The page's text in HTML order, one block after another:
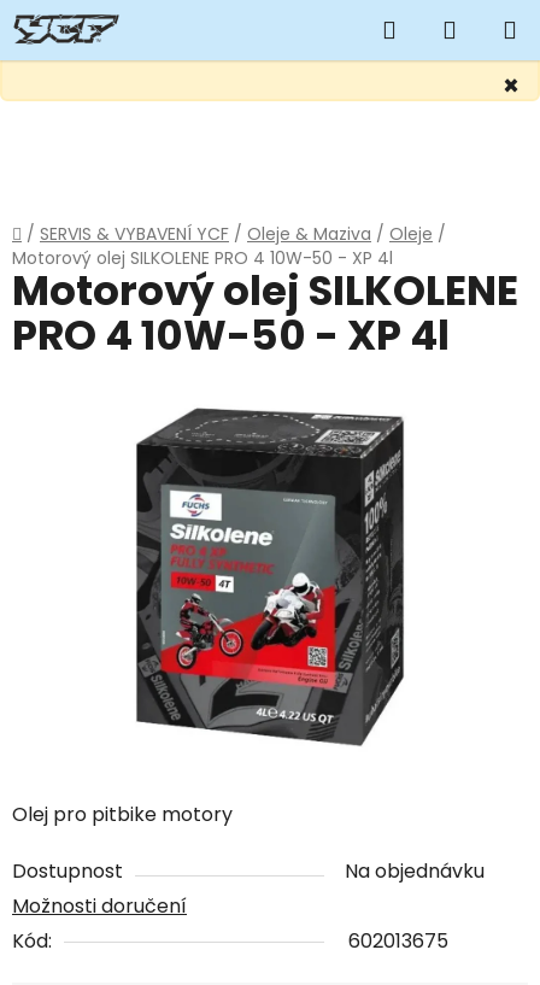
×
Hledat
KOŠÍK
Domů
/ SERVIS & VYBAVENÍ YCF / Oleje & Maziva / Oleje /
Motorový olej SILKOLENE PRO 4 10W-50 - XP 4l
Olej pro pitbike motory
Dostupnost
Na objednávku
Možnosti doručení
Kód:
602013675
Motorový olej SILKOLENE
PRO 4 10W-50 - XP 4l